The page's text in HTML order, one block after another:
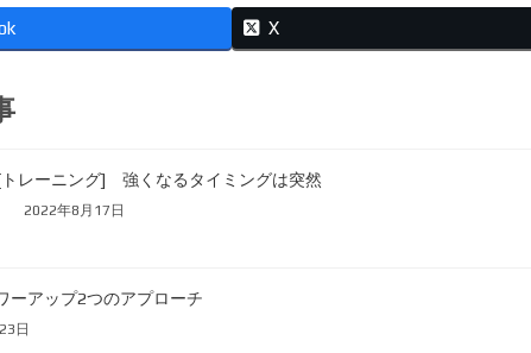
X
レーニング] 強くなるタイミングは突然
2022年8月17日
アップ2つのアプローチ
日